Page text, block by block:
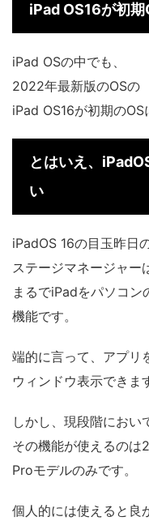
iPad OS16が初期
iPad OSの中でも、
2022年最新版のOSの
iPad OS16が初期のOS
とはいえ、
い
iPadOS 16の目玉昨日
ステージマネージャー
まるでiPadをパソコン
機能です。
端的に言って、アプリ
ウィンドウ表示できま
しかし、現段階におい
その機能が使えるのは
Proモデルのみです。
個人的には使えると良